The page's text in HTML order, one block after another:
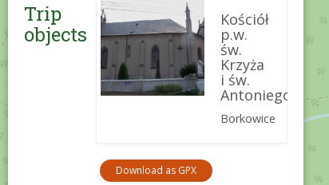
Trip
objects
Kościół
p.w.
św.
Krzyża
i św.
Antoniego
Borkowice
Download as GPX